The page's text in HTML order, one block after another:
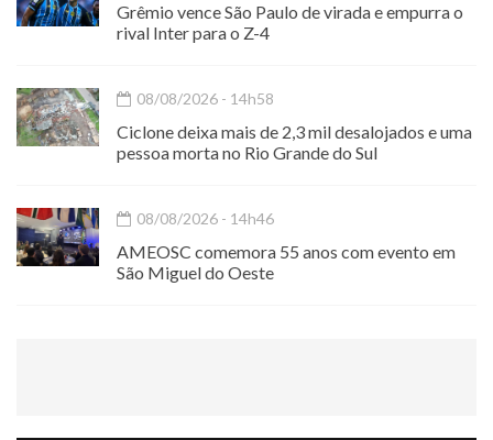
Grêmio vence São Paulo de virada e empurra o
rival Inter para o Z-4
08/08/2026 - 14h58
Ciclone deixa mais de 2,3 mil desalojados e uma
pessoa morta no Rio Grande do Sul
08/08/2026 - 14h46
AMEOSC comemora 55 anos com evento em
São Miguel do Oeste